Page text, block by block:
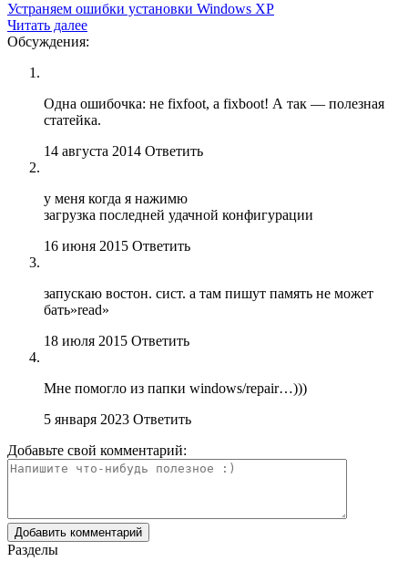
Устраняем ошибки установки Windows XP
Читать далее
Обсуждения:
Одна ошибочка: не fixfoot, а fixboot! А так — полезная
статейка.
14 августа 2014 Ответить
у меня когда я нажимю
загрузка последней удачной конфигурации
16 июня 2015 Ответить
запускаю востон. сист. а там пишут память не может
бать»read»
18 июля 2015 Ответить
Мне помогло из папки windows/repair…)))
5 января 2023 Ответить
Добавьте свой комментарий:
Разделы